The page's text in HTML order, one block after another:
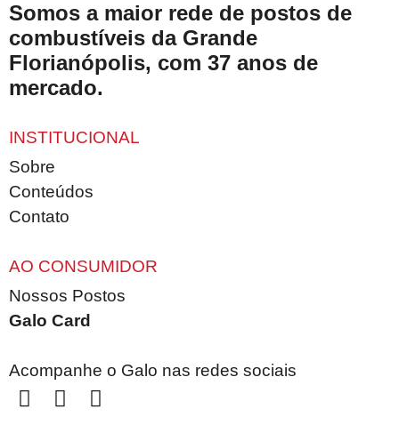
Somos a maior rede de postos de
combustíveis da Grande
Florianópolis, com 37 anos de
mercado.
INSTITUCIONAL
Sobre
Conteúdos
Contato
AO CONSUMIDOR
Nossos Postos
Galo Card
Acompanhe o Galo nas redes sociais